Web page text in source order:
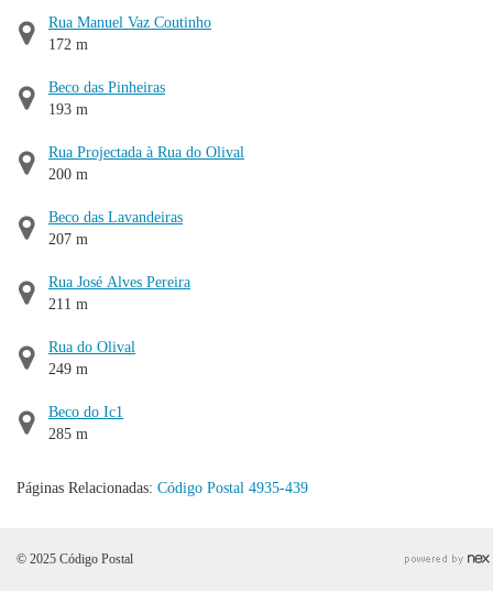
Rua Manuel Vaz Coutinho
172 m
Beco das Pinheiras
193 m
Rua Projectada à Rua do Olival
200 m
Beco das Lavandeiras
207 m
Rua José Alves Pereira
211 m
Rua do Olival
249 m
Beco do Ic1
285 m
Páginas Relacionadas: Código Postal 4935-439
© 2025 Código Postal